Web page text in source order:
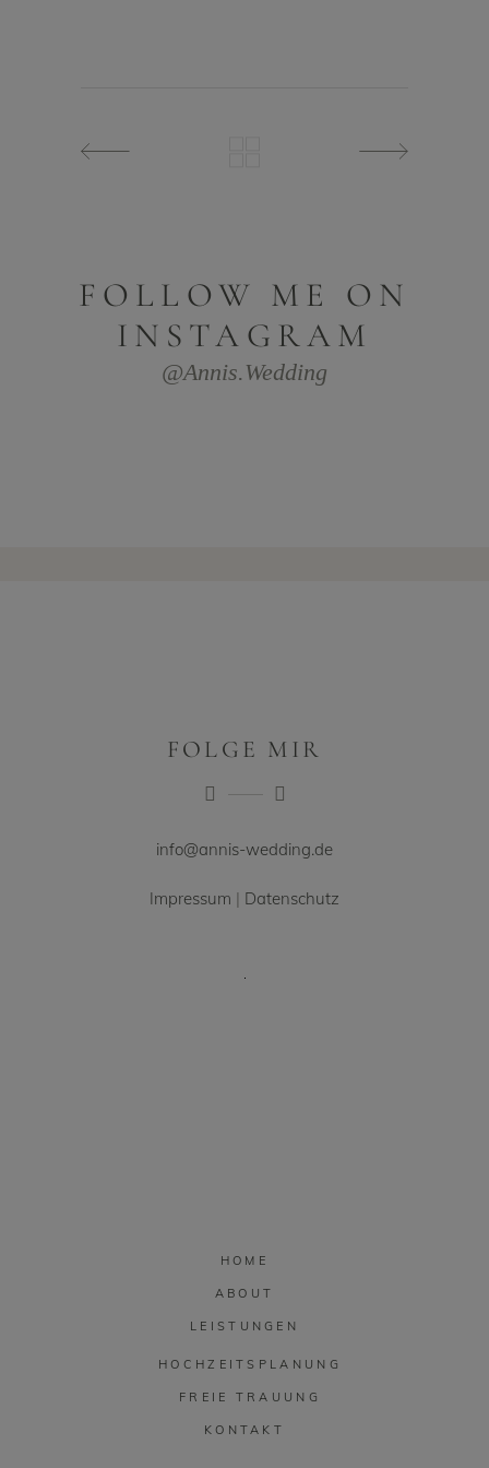
FOLLOW ME ON
INSTAGRAM
@annis.wedding
FOLGE MIR
info@annis-wedding.de
Impressum | Datenschutz
HOME
ABOUT
LEISTUNGEN
HOCHZEITSPLANUNG
FREIE TRAUUNG
KONTAKT